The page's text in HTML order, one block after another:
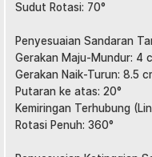
untuk pembelian produk
Bintang (5 Cabang)
Sudut Rotasi: 70°
Penyesuaian Sandaran
Gerakan Maju-Mundur: 4
Gerakan Naik-Turun: 8.5
Putaran ke atas: 20°
Kemiringan Terhubung
Rotasi Penuh: 360°